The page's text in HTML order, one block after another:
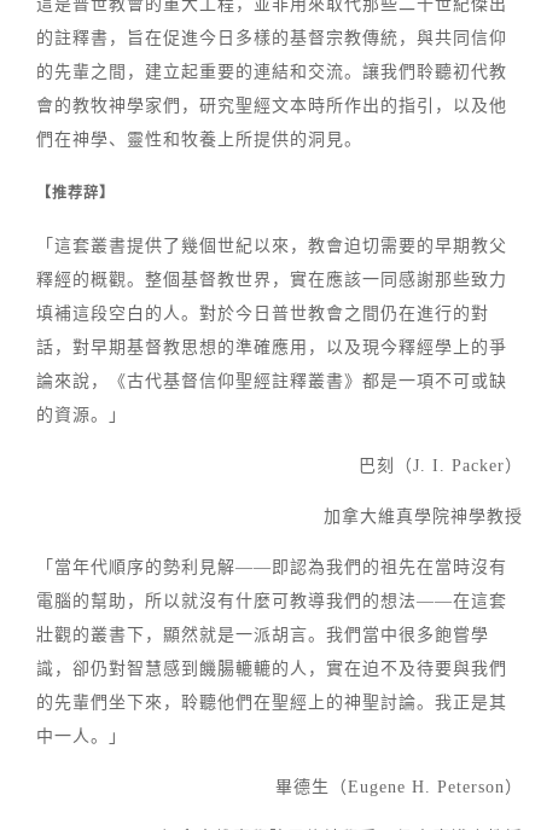
這是普世教會的重大工程，並非用來取代那些二十世紀傑出
的註釋書，旨在促進今日多樣的基督宗教傳統，與共同信仰
的先輩之間，建立起重要的連結和交流。讓我們聆聽初代教
會的教牧神學家們，研究聖經文本時所作出的指引，以及他
們在神學、靈性和牧養上所提供的洞見。
【推荐辞】
「這套叢書提供了幾個世紀以來，教會迫切需要的早期教父
釋經的概觀。整個基督教世界，實在應該一同感謝那些致力
填補這段空白的人。對於今日普世教會之間仍在進行的對
話，對早期基督教思想的準確應用，以及現今釋經學上的爭
論來說，《古代基督信仰聖經註釋叢書》都是一項不可或缺
的資源。」
巴刻（J. I. Packer）
加拿大維真學院神學教授
「當年代順序的勢利見解——即認為我們的祖先在當時沒有
電腦的幫助，所以就沒有什麼可教導我們的想法——在這套
壯觀的叢書下，顯然就是一派胡言。我們當中很多飽嘗學
識，卻仍對智慧感到饑腸轆轆的人，實在迫不及待要與我們
的先輩們坐下來，聆聽他們在聖經上的神聖討論。我正是其
中一人。」
畢德生（Eugene H. Peterson）